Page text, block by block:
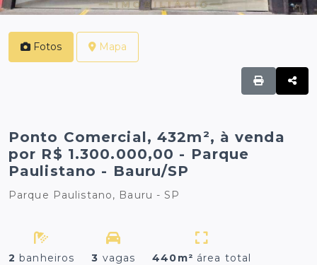
Fotos Mapa
Ponto Comercial, 432m², à venda
por R$ 1.300.000,00 - Parque
Paulistano - Bauru/SP
Parque Paulistano, Bauru - SP
2 banheiros 3 vagas 440m² área total